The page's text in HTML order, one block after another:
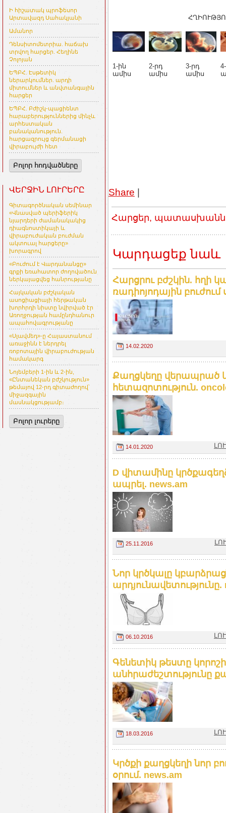
Ի հիշատակ պրոֆեսոր
Արտավազդ Սահակյանի
Ամանոր
Դենսիտոմետրիա. հաճախ
տրվող հարցեր. Հեղինե
Չոլոյան
ԵՊԲՀ. Էսթետիկ
ներարկումներ. արդի
միտումներ և անվտանգային
հարցեր
ԵՊԲՀ. Բժիշկ-պացիենտ
հարաբերություններից մինչև
արհեստական
բանականություն.
հարցազրույց գերմանացի
վիրաբույժի հետ
Բոլոր հոդվածները
ՎԵՐՋԻՆ ԼՈՒՐԵՐԸ
Գիտագործնական սեմինար
«Վնասված պերիֆերիկ
նյարդերի ժամանակակից
դիագնոստիկայի և
վիրաբուժական բուժման
ակտուալ հարցերը»
խորագրով
«Բուժում է Վարդանանցը»
գրքի եռահատոր ժողովածուն
ներկայացվեց հանրությանը
Հայկական բժշկական
ասոցիացիայի հերթական
խորհրդի նիստը նվիրված էր
Առողջության համընդհանուր
ապահովագրությանը
«Սլավմեդ»-ը Հայաստանում
առաջինն է ներդրել
ռոբոտային վիրաբուժության
համակարգ
Նոյեմբերի 1-ին և 2-ին,
«Ընտանեկան բժշկություն»
թեմայով 12-րդ գիտաժողով՝
միջազգային
մասնակցությամբ։
Բոլոր լուրերը
1-ին
ամիս
2-րդ
ամիս
3-րդ
ամիս
Share |
Հարցեր,
Կարդացեք նաև
Հարցրու բժշկին. հղի
ռադիոյոդային
14.02.2020
Քաղցկեղը վերապրած
հետազոտություն.
14.01.2020
D վիտամինը
ապրել. news.am
25.11.2016
Նոր կրծկալը
արդյունավետությունը.
06.10.2016
Գենետիկ թեստը
անհրաժեշտությունը
18.03.2016
Կրծքի քաղցկեղի նոր
օրում. news.am